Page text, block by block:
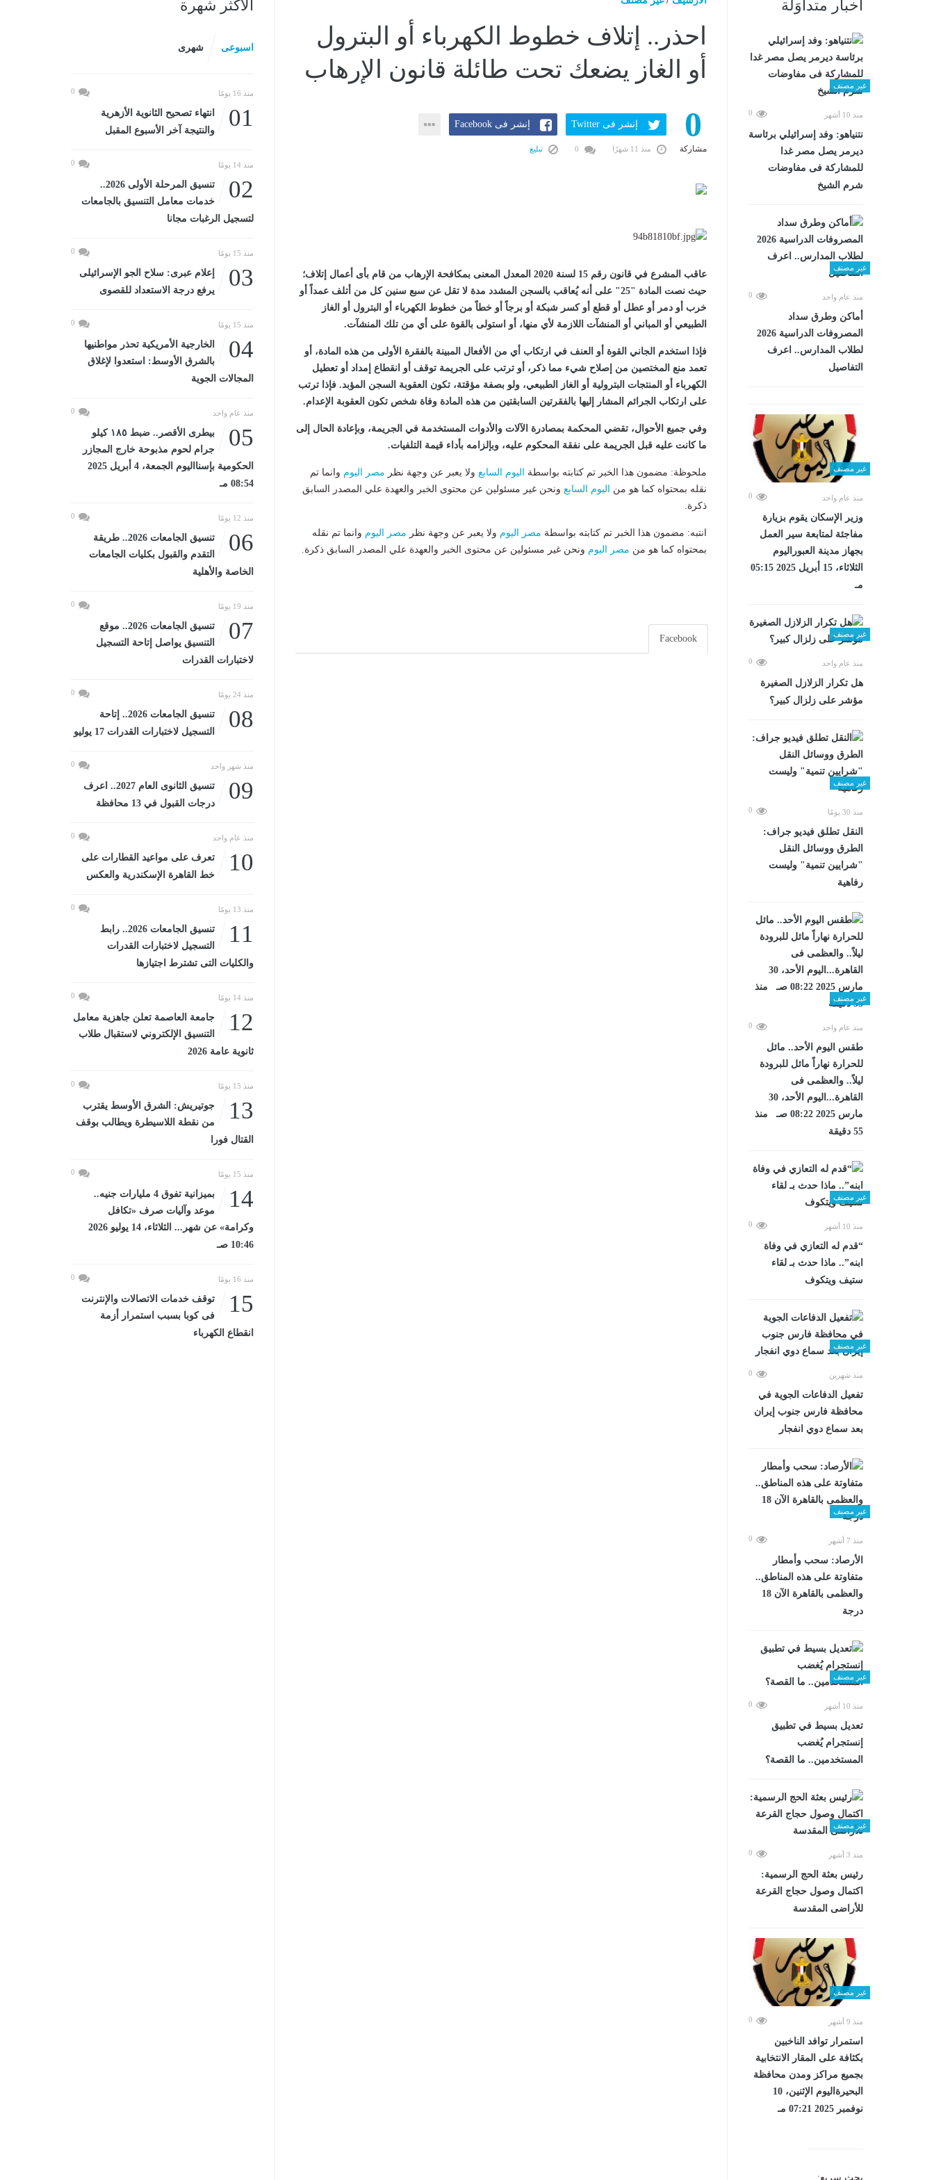
أخبار متداوَلة
غير مصنف
منذ 10 أشهر 0
نتنياهو: وفد إسرائيلي برئاسة
ديرمر يصل مصر غدا
للمشاركة فى مفاوضات
شرم الشيخ
غير مصنف
منذ عام واحد 0
أماكن وطرق سداد
المصروفات الدراسية 2026
لطلاب المدارس.. اعرف
التفاصيل
غير مصنف
منذ عام واحد 0
وزير الإسكان يقوم بزيارة
مفاجئة لمتابعة سير العمل
بجهاز مدينة العبوراليوم
الثلاثاء، 15 أبريل 2025 05:15
مـ
غير مصنف
منذ عام واحد 0
هل تكرار الزلازل الصغيرة
مؤشر على زلزال كبير؟
غير مصنف
منذ 30 يومًا 0
​النقل تطلق فيديو جراف:
الطرق ووسائل النقل
"شرايين تنمية" وليست
رفاهية
غير مصنف
منذ عام واحد 0
طقس اليوم الأحد.. مائل
للحرارة نهاراً مائل للبرودة
ليلاً.. والعظمى فى
القاهرة...اليوم الأحد، 30
مارس 2025 08:22 صـ منذ
55 دقيقة
غير مصنف
منذ 10 أشهر 0
“قدم له التعازي في وفاة
ابنه”.. ماذا حدث بـ لقاء
ستيف ويتكوف
غير مصنف
منذ شهرين 0
تفعيل الدفاعات الجوية في
محافظة فارس جنوب إيران
بعد سماع دوي انفجار
غير مصنف
منذ 7 أشهر 0
الأرصاد: سحب وأمطار
متفاوتة على هذه المناطق..
والعظمى بالقاهرة الآن 18
درجة
غير مصنف
منذ 10 أشهر 0
تعديل بسيط في تطبيق
إنستجرام يُغضب
المستخدمين.. ما القصة؟
غير مصنف
منذ 3 أشهر 0
رئيس بعثة الحج الرسمية:
اكتمال وصول حجاج القرعة
للأراضى المقدسة
غير مصنف
منذ 9 أشهر 0
استمرار توافد الناخبين
بكثافة على المقار الانتخابية
بجميع مراكز ومدن محافظة
البحيرةاليوم الإثنين، 10
نوفمبر 2025 07:21 مـ
بحث سريع:
احذر.. إتلاف خطوط الكهرباء أو البترول
أو الغاز يضعك تحت طائلة قانون الإرهاب
0
مشاركة
إنشر فى Twitter إنشر فى Facebook
منذ 11 شهرًا تبليغ
عاقب المشرع في قانون رقم 15 لسنة 2020 المعدل المعنى بمكافحة الإرهاب من قام بأى أعمال إتلاف؛
حيث نصت المادة "25" على أنه يُعاقب بالسجن المشدد مدة لا تقل عن سبع سنين كل من أتلف عمداً أو
خرب أو دمر أو عطل أو قطع أو كسر شبكة أو برجاً أو خطاً من خطوط الكهرباء أو البترول أو الغاز
الطبيعي أو المباني أو المنشآت اللازمة لأي منها، أو استولى بالقوة على أي من تلك المنشآت.
فإذا استخدم الجاني القوة أو العنف في ارتكاب أي من الأفعال المبينة بالفقرة الأولى من هذه المادة، أو
تعمد منع المختصين من إصلاح شيء مما ذكر، أو ترتب على الجريمة توقف أو انقطاع إمداد أو تعطيل
الكهرباء أو المنتجات البترولية أو الغاز الطبيعي، ولو بصفة مؤقتة، تكون العقوبة السجن المؤبد. فإذا ترتب
على ارتكاب الجرائم المشار إليها بالفقرتين السابقتين من هذه المادة وفاة شخص تكون العقوبة الإعدام.
وفي جميع الأحوال، تقضي المحكمة بمصادرة الآلات والأدوات المستخدمة في الجريمة، وبإعادة الحال إلى
ما كانت عليه قبل الجريمة على نفقة المحكوم عليه، وبإلزامه بأداء قيمة التلفيات.
ملحوظة: مضمون هذا الخبر تم كتابته بواسطة اليوم السابع ولا يعبر عن وجهة نظر مصر اليوم وانما تم
نقله بمحتواه كما هو من
اليوم السابع ونحن غير مسئولين عن محتوى الخبر والعهدة علي المصدر السابق
ذكرة.
انتبه: مضمون هذا الخبر تم كتابته بواسطة مصر اليوم ولا يعبر عن وجهة نظر مصر اليوم وانما تم نقله
بمحتواه كما هو من مصر اليوم ونحن غير مسئولين عن محتوى الخبر والعهدة علي المصدر السابق ذكرة.
Facebook
الأكثر شهرة
اسبوعى شهرى
منذ 16 يومًا 0
01
انتهاء تصحيح الثانوية الأزهرية
والنتيجة آخر الأسبوع المقبل
منذ 14 يومًا 0
02
تنسيق المرحلة الأولى 2026..
خدمات معامل التنسيق بالجامعات
لتسجيل الرغبات مجانا
منذ 15 يومًا 0
03
إعلام عبرى: سلاح الجو الإسرائيلى
يرفع درجة الاستعداد للقصوى
منذ 15 يومًا 0
04
الخارجية الأمريكية تحذر مواطنيها
بالشرق الأوسط: استعدوا لإغلاق
المجالات الجوية
منذ عام واحد 0
05
بيطرى الأقصر.. ضبط ١٨٥ كيلو
جرام لحوم مذبوحة خارج المجازر
الحكومية بإسنااليوم الجمعة، 4 أبريل 2025
08:54 مـ
منذ 12 يومًا 0
06
تنسيق الجامعات 2026.. طريقة
التقدم والقبول بكليات الجامعات
الخاصة والأهلية
منذ 19 يومًا 0
07
تنسيق الجامعات 2026.. موقع
التنسيق يواصل إتاحة التسجيل
لاختبارات القدرات
منذ 24 يومًا 0
08
تنسيق الجامعات 2026.. إتاحة
التسجيل لاختبارات القدرات 17 يوليو
منذ شهر واحد 0
09
تنسيق الثانوى العام 2027.. اعرف
درجات القبول في 13 محافظة
منذ عام واحد 0
10
تعرف على مواعيد القطارات على
خط القاهرة الإسكندرية والعكس
منذ 13 يومًا 0
11
تنسيق الجامعات 2026.. رابط
التسجيل لاختبارات القدرات
والكليات التى تشترط اجتيازها
منذ 14 يومًا 0
12
جامعة العاصمة تعلن جاهزية معامل
التنسيق الإلكتروني لاستقبال طلاب
ثانوية عامة 2026
منذ 15 يومًا 0
13
جوتيريش: الشرق الأوسط يقترب
من نقطة اللاسيطرة ويطالب بوقف
القتال فورا
منذ 15 يومًا 0
14
بميزانية تفوق 4 مليارات جنيه..
موعد وآليات صرف «تكافل
وكرامة» عن شهر... الثلاثاء، 14 يوليو 2026
10:46 صـ
منذ 16 يومًا 0
15
توقف خدمات الاتصالات والإنترنت
فى كوبا بسبب استمرار أزمة
انقطاع الكهرباء